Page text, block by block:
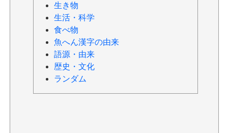
生き物
生活・科学
食べ物
魚へん漢字の由来
語源・由来
歴史・文化
ランダム